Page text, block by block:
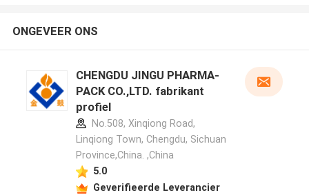
ONGEVEER ONS
CHENGDU JINGU PHARMA-
PACK CO.,LTD. fabrikant
profiel
No.508, Xinqiong Road,
Linqiong Town, Chengdu, Sichuan
Province,China. ,China
5.0
Geverifieerde Leverancier